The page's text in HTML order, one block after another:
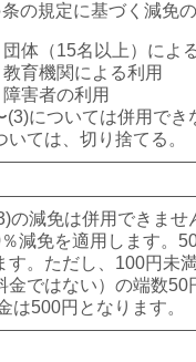
定に基づく減免の
15名以上）によ
機関による
害者の利
いては併用できな
ては、切り捨てる。
減免は併用できませ
免を適用します。50
。ただし、100円未満
ではない）の端数50
500円となります。